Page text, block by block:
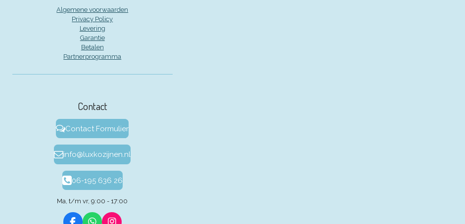
Algemene voorwaarden
Privacy Policy
Levering
Garantie
Betalen
Partnerprogramma
Contact
Contact Formulier
info@luxkozijnen.nl
06-195 636 26
Ma, t/m vr, 9:00 - 17:00